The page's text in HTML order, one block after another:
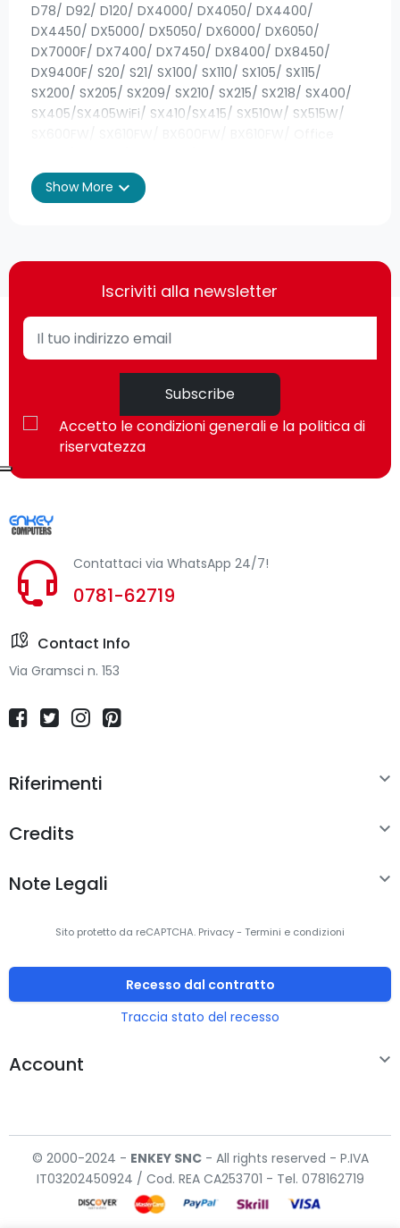
D78/ D92/ D120/ DX4000/ DX4050/ DX4400/
DX4450/ DX5000/ DX5050/ DX6000/ DX6050/
DX7000F/ DX7400/ DX7450/ DX8400/ DX8450/
DX9400F/ S20/ S21/ SX100/ SX110/ SX105/ SX115/
SX200/ SX205/ SX209/ SX210/ SX215/ SX218/ SX400/
SX405/SX405WiFi/ SX410/SX415/ SX510W/ SX515W/
Show More expand_more
Iscriviti alla newsletter
Subscribe
Accetto le condizioni generali e la politica di
riservatezza
Contattaci via WhatsApp 24/7!
0781-62719
Contact Info
Via Gramsci n. 153
Riferimenti 
Credits 
Note Legali 
Sito protetto da reCAPTCHA. Privacy- Termini e condizioni
Recesso dal contratto
Traccia stato del recesso
Account 
© 2000-2024 - ENKEYSNC- All rights reserved - P.IVA
IT03202450924 / Cod. REA CA253701 - Tel. 078162719